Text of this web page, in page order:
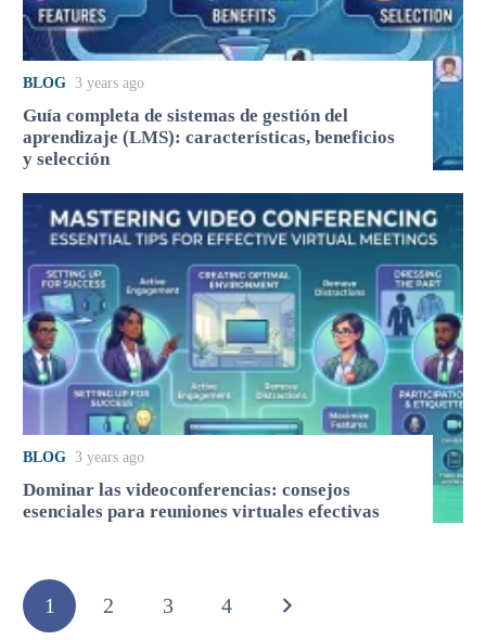
BLOG 3 years ago
Guía completa de sistemas de gestión del
aprendizaje (LMS): características, beneficios
y selección
BLOG 3 years ago
Dominar las videoconferencias: consejos
esenciales para reuniones virtuales efectivas
1 2 3 4